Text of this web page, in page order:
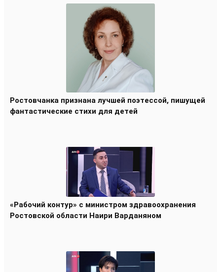
Ростовчанка признана лучшей поэтессой, пишущей
фантастические стихи для детей
«Рабочий контур» с министром здравоохранения
Ростовской области Наири Варданяном